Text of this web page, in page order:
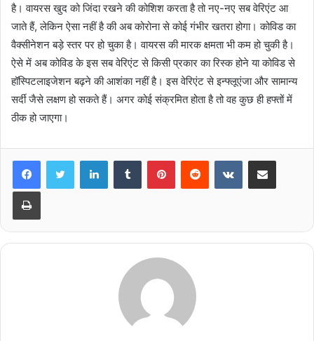
है। वायरस खुद को जिंदा रखने की कोशिश करता है तो नए-नए सब वेरिएंट आ
जाते हैं, लेकिन ऐसा नहीं है की अब कोरोना से कोई गंभीर खतरा होगा। कोविड का
वैक्सीनेशन बड़े स्तर पर हो चुका है। वायरस की मारक क्षमता भी कम हो चुकी है।
ऐसे में अब कोविड के इस सब वेरिएंट से किसी प्रकार का रिस्क होने या कोविड से
हॉस्पिटलाइजेशन बढ़ने की आशंका नहीं है। इस वेरिएंट से इन्फ्लूएंजा और सामान्य
सर्दी जैसे लक्षण हो सकते हैं। अगर कोई संक्रमित होता है तो वह कुछ ही हफ्तों में
ठीक हो जाएगा।
LinkedInTumblr PinterestReddit VKontakteShare via Email
Print